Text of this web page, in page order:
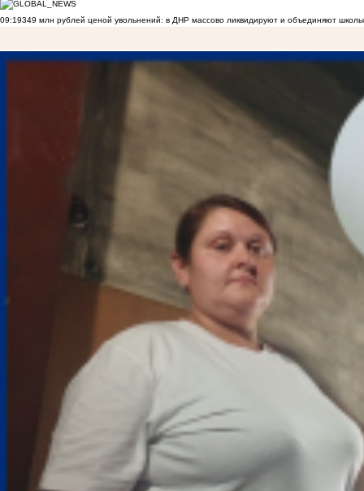
09:19349 млн рублей ценой увольнений: в ДНР массово ликвидируют и объединяют